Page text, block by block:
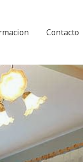
Contacto